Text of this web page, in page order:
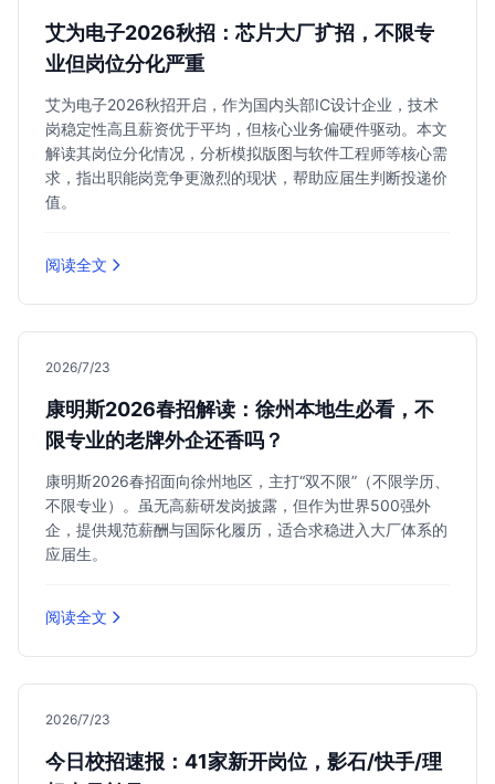
艾为电子2026秋招：芯片大厂扩招，不限专
业但岗位分化严重
艾为电子2026秋招开启，作为国内头部IC设计企业，技术
岗稳定性高且薪资优于平均，但核心业务偏硬件驱动。本文
解读其岗位分化情况，分析模拟版图与软件工程师等核心需
求，指出职能岗竞争更激烈的现状，帮助应届生判断投递价
值。
阅读全文
2026/7/23
康明斯2026春招解读：徐州本地生必看，不
限专业的老牌外企还香吗？
康明斯2026春招面向徐州地区，主打“双不限”（不限学历、
不限专业）。虽无高薪研发岗披露，但作为世界500强外
企，提供规范薪酬与国际化履历，适合求稳进入大厂体系的
应届生。
阅读全文
2026/7/23
今日校招速报：41家新开岗位，影石/快手/理